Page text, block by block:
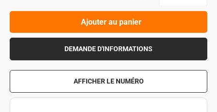
Ajouter au panier
DEMANDE D'INFORMATIONS
AFFICHER LE NUMÉRO